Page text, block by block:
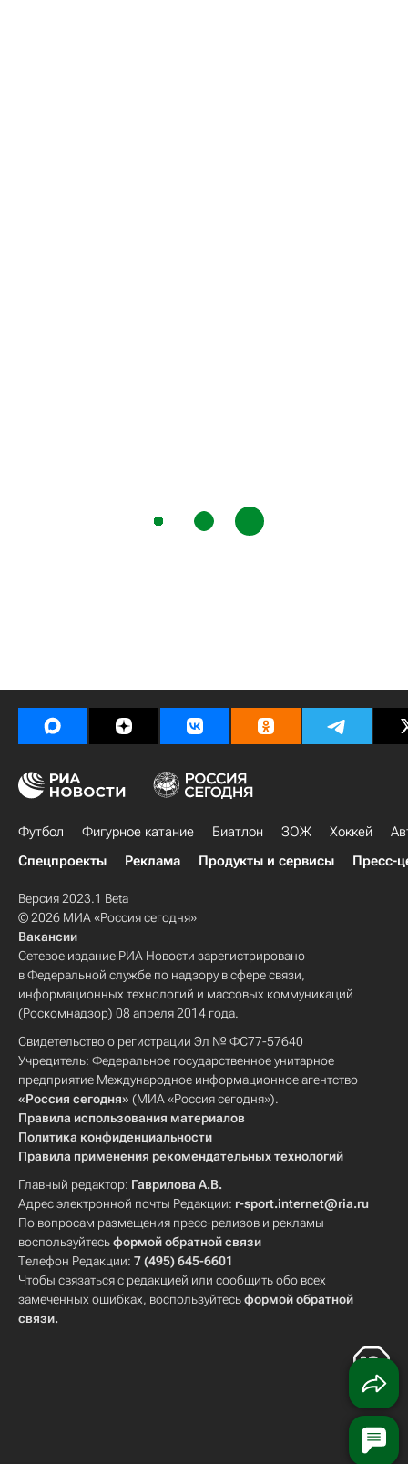
Футбол Фигурное катание Биатлон ЗОЖ Хоккей
Спецпроекты
Реклама Продукты и сервисы Пресс-
Версия 2023.1 Beta
© 2026 МИА «Россия сегодня»
Вакансии
Сетевое издание РИА Новости зарегистрировано
в Федеральной службе по надзору в сфере связи,
информационных технологий и массовых коммуникаций
(Роскомнадзор) 08 апреля 2014 года.
Свидетельство о регистрации Эл № ФС77-57640
Учредитель: Федеральное государственное унитарное
предприятие Международное информационное агентство
«Россия сегодня» (МИА «Россия сегодня»).
Правила использования материалов
Политика конфиденциальности
Правила применения рекомендательных технологий
Главный редактор: Гаврилова А.В.
Адрес электронной почты Редакции: r-sport.internet@ria.ru
По вопросам размещения пресс-релизов и рекламы
воспользуйтесьформой обратной связи
Телефон Редакции: 7 (495) 645-6601
Чтобы связаться с редакцией или сообщить обо всех
замеченных ошибках, воспользуйтесьформой обратной
связи.